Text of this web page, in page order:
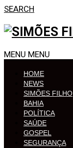
SEARCH
MENU MENU
HOME
NEWS
SIMÕES FILHO
BAHIA
POLÍTICA
SAÚDE
GOSPEL
SEGURANÇA